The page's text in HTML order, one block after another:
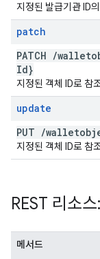
지정된 발급기관 ID
patch
PATCH /
Id}
지정된 객체 ID로 참
update
PUT /
지정된 객체 ID로 참
REST 리소스:
메서드